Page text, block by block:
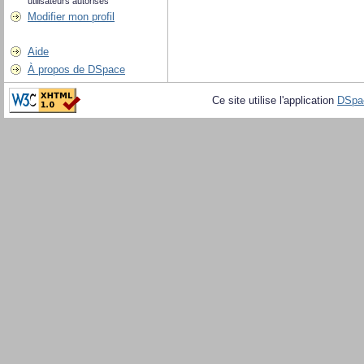
Modifier mon profil
Aide
À propos de DSpace
Ce site utilise l'application